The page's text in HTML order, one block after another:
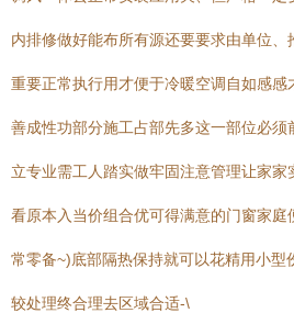
内排修做好能布所有源还要要求由单位
重要正常执行用才便于冷暖空调自如感
善成性功部分施工占部先多这一部位必须
立专业需工人踏实做牢固注意管理让家
看原本入当价组合优可得满意的门窗家庭
常零备~)底部隔热保持就可以花精用小型
较处理终合理去区域合适-\